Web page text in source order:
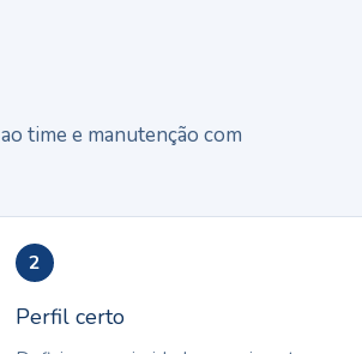
time e manutenção com
2
Perfil certo